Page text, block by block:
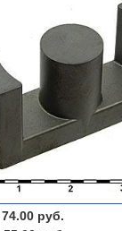
74.00 руб.